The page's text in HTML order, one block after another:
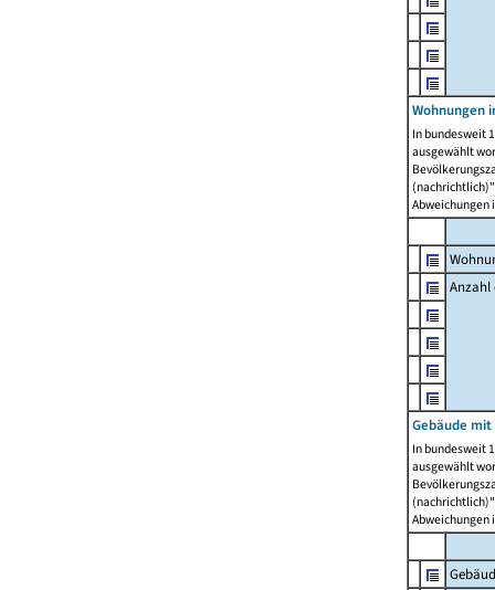
Wohnungen
In bundesweit
ausgewählt
Abweichungen
Anzahl
Gebäude
In bundesweit
ausgewählt
Abweichungen